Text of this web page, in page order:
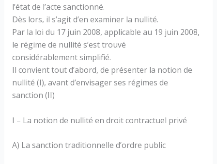
l’état de l’acte sanctionné.
Dès lors, il s’agit d’en examiner la nullité.
Par la loi du 17 juin 2008, applicable au 19 juin 2008,
le régime de nullité s’est trouvé
considérablement simplifié.
Il convient tout d’abord, de présenter la notion de
nullité (I), avant d’envisager ses régimes de
sanction (II)
I – La notion de nullité en droit contractuel privé
A) La sanction traditionnelle d’ordre public